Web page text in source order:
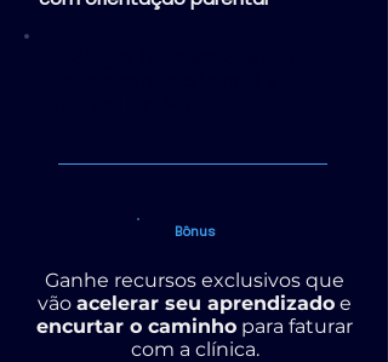
Bônus
Ganhe recursos exclusivos que
vão acelerar seu aprendizado e
encurtar o caminho para faturar
com a clínica.